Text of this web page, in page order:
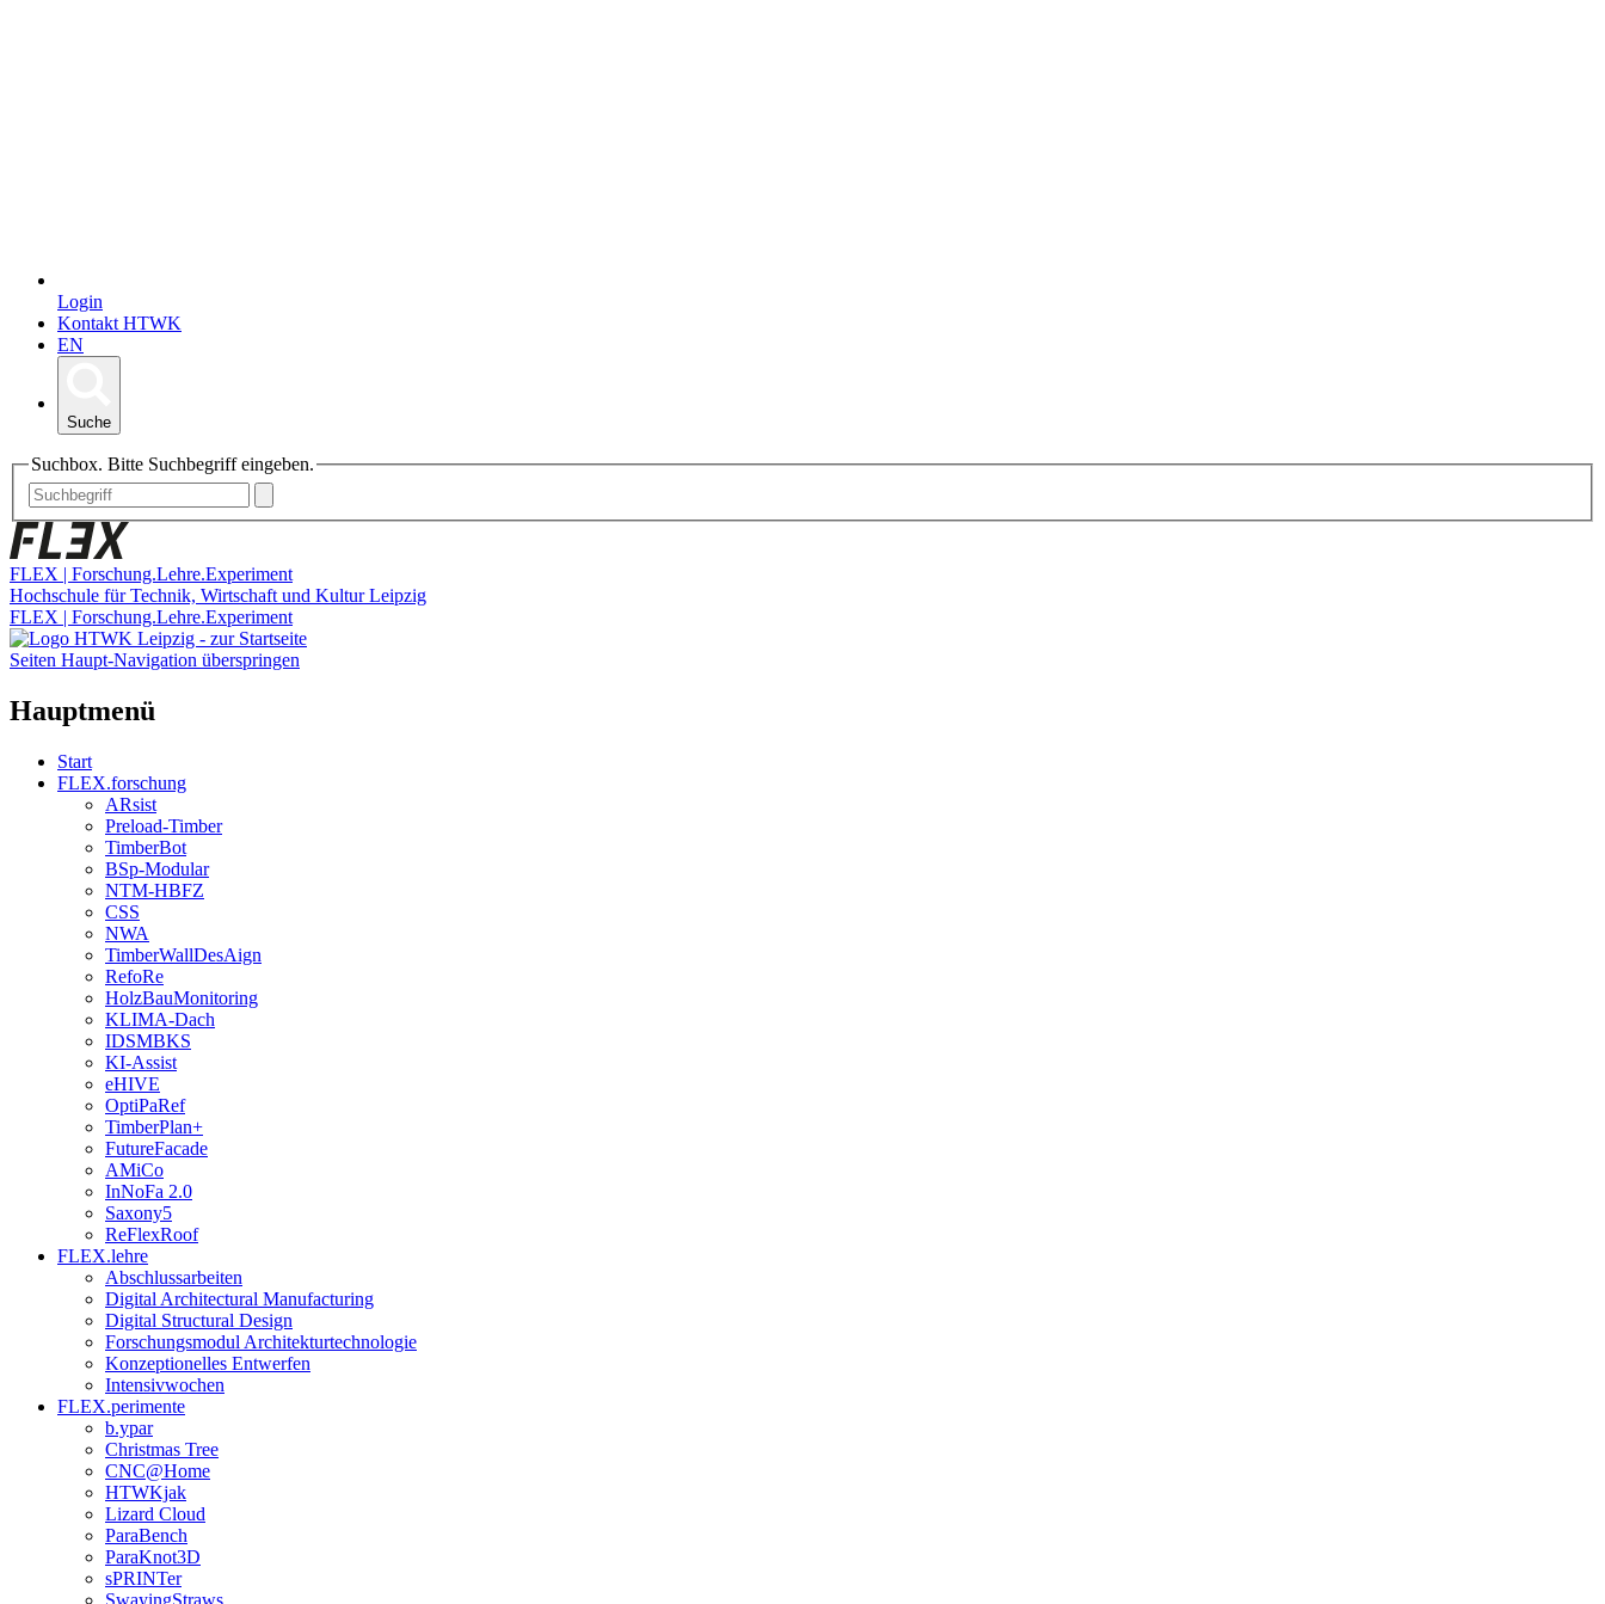
Login
Kontakt HTWK
EN
Suche
Suchbox. Bitte Suchbegriff eingeben.
FLEX | Forschung.Lehre.Experiment
Hochschule für Technik, Wirtschaft und Kultur Leipzig
FLEX | Forschung.Lehre.Experiment
Seiten Haupt-Navigation überspringen
Hauptmenü
Start
FLEX.forschung
ARsist
Preload-Timber
TimberBot
BSp-Modular
NTM-HBFZ
CSS
NWA
TimberWallDesAign
RefoRe
HolzBauMonitoring
KLIMA-Dach
IDSMBKS
KI-Assist
eHIVE
OptiPaRef
TimberPlan+
FutureFacade
AMiCo
InNoFa 2.0
Saxony5
ReFlexRoof
FLEX.lehre
Abschlussarbeiten
Digital Architectural Manufacturing
Digital Structural Design
Forschungsmodul Architekturtechnologie
Konzeptionelles Entwerfen
Intensivwochen
FLEX.perimente
b.ypar
Christmas Tree
CNC@Home
HTWKjak
Lizard Cloud
ParaBench
ParaKnot3D
sPRINTer
SwayingStraws